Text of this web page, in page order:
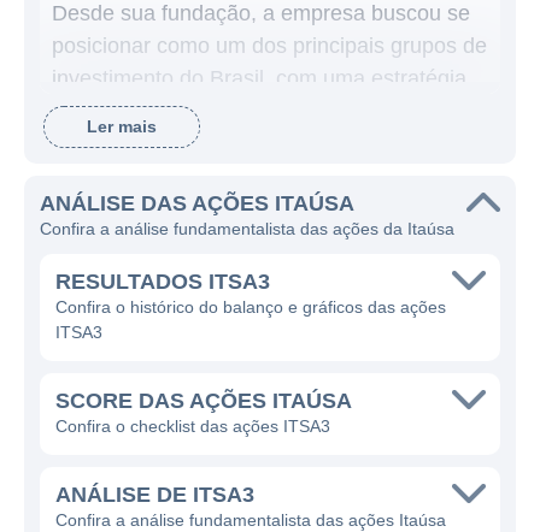
Desde sua fundação, a empresa buscou se
posicionar como um dos principais grupos de
investimento do Brasil, com uma estratégia
que visa a diversificação e a preservação de
valor ao longo do tempo.
A Itaúsa opera por meio de suas
subsidiárias, principalmente no setor
como consumo, energia e construção civil. A
empresa usa o capital gerado por essas
e também como forma de distribuir
dividendos aos seus acionistas. Dessa
sustentabilidade de seus negócios e um
crescimento contínuo.
Ler mais
ANÁLISE DAS AÇÕES ITAÚSA
Confira a análise fundamentalista das ações da Itaúsa
RESULTADOS ITSA3
Confira o histórico do balanço e gráficos das ações
ITSA3
SCORE DAS AÇÕES ITAÚSA
Confira o checklist das ações ITSA3
ANÁLISE DE ITSA3
Confira a análise fundamentalista das ações Itaúsa